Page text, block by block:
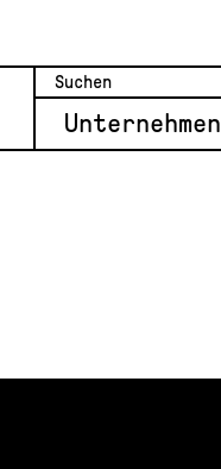
Unternehmen